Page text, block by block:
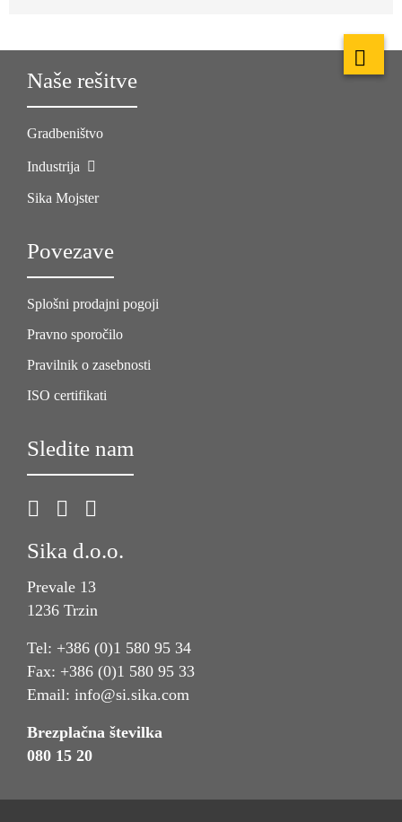
Naše rešitve
Gradbeništvo
Industrija
Sika Mojster
Povezave
Splošni prodajni pogoji
Pravno sporočilo
Pravilnik o zasebnosti
ISO certifikati
Sledite nam
Sika d.o.o.
Prevale 13
1236 Trzin
Tel: +386 (0)1 580 95 34
Fax: +386 (0)1 580 95 33
Email: info@si.sika.com
Brezplačna številka
080 15 20